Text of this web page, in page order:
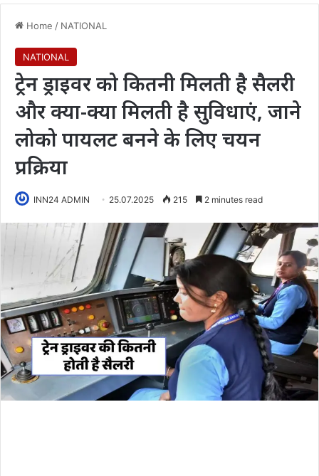
Home / NATIONAL
NATIONAL
ट्रेन ड्राइवर को कितनी मिलती है सैलरी
और क्या-क्या मिलती है सुविधाएं, जाने
लोको पायलट बनने के लिए चयन
प्रक्रिया
INN24 ADMIN 25.07.2025 215 2 minutes read